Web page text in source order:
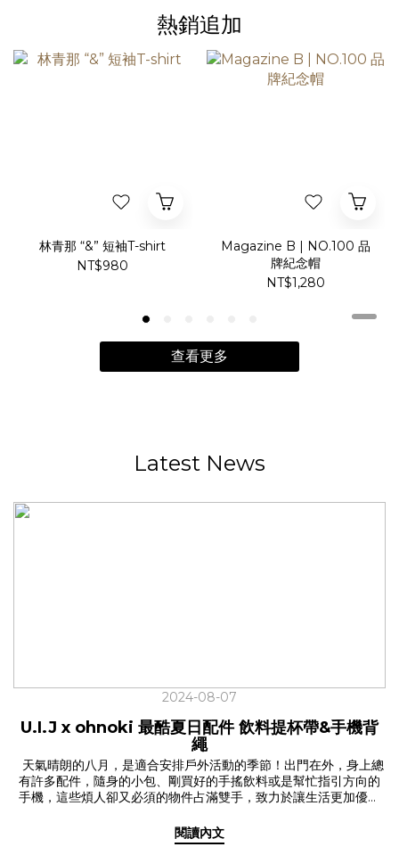
熱銷追加
林青那 “&” 短袖T-shirt
NT$980
Magazine B | NO.100 品
牌紀念帽
NT$1,280
查看更多
Latest News
2024-08-07
U.I.J x ohnoki 最酷夏日配件 飲料提杯帶&手機背
繩
天氣晴朗的八月，是適合安排戶外活動的季節！出門在外，身上總
有許多配件，隨身的小包、剛買好的手搖飲料或是幫忙指引方向的
手機，這些煩人卻又必須的物件占滿雙手，致力於讓生活更加優雅
我們再次與品牌朋友ohnoki 合作，升級了人氣定番「飲料提杯帶
閱讀內文